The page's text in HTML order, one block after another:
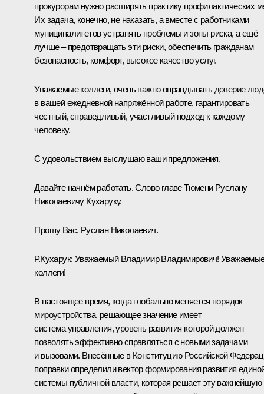
прокурорам нужно расширять практику профилактических
Их задача, конечно, не наказать, а вместе с работниками
муниципалитетов устранять проблемы и зоны риска, а ещё
лучше – предотвращать эти риски, обеспечить гражданам
безопасность, комфорт, высокое качество услуг.
Уважаемые коллеги, очень важно оправдывать доверие
в вашей ежедневной напряжённой работе, гарантировать
честный, справедливый, участливый подход к каждому
человеку.
С удовольствием выслушаю ваши предложения.
Давайте начнём работать. Слово главе Тюмени Руслану
Николаевичу Кухаруку.
Прошу Вас, Руслан Николаевич.
Р.Кухарук: Уважаемый Владимир Владимирович!
коллеги!
В настоящее время, когда глобально меняется порядок
мироустройства, решающее значение имеет
система управления, уровень развития которой должен
позволять эффективно справляться с новыми задачами
и вызовами. Внесённые в Конституцию Российской
поправки определили вектор формирования развития
системы публичной власти, которая решает эту важнейшую